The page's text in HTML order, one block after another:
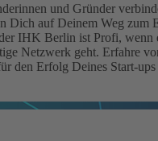
und Gründer
Dich auf Deinem Weg zum
IHK Berlin ist Profi, wenn
Netzwerk geht. Erfahre
den Erfolg Deines Start-ups